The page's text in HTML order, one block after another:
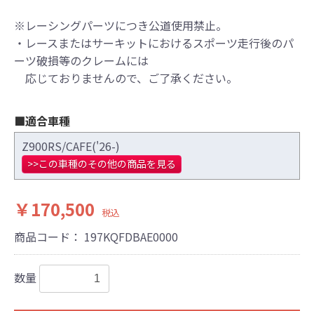
※レーシングパーツにつき公道使用禁止。
・レースまたはサーキットにおけるスポーツ走行後のパ
ーツ破損等のクレームには
応じておりませんので、ご了承ください。
■適合車種
Z900RS/CAFE('26-)
>>この車種のその他の商品を見る
￥170,500 税込
商品コード： 197KQFDBAE0000
数量